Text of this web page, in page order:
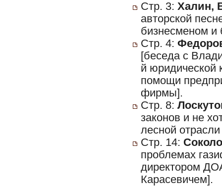
Стр. 3: Халин,
авторской
бизнесменом и
Стр. 4:
[беседа с
й юридической
помощи
фирмы].
Стр. 8:
законов и не
лесной
Стр. 14:
проблемах
директором
Карасевичем].